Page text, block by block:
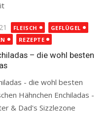
FLEISCH
GEFLÜGEL
REZEPTE
– die wohl besten
- die wohl besten
Hähnchen Enchiladas -
& Dad's Sizzlezone